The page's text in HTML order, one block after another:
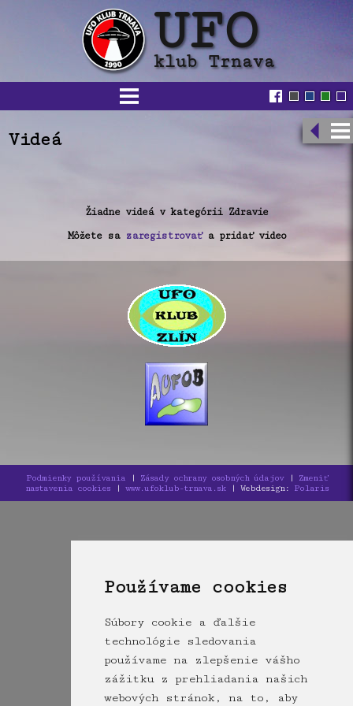
Používame cookies
Súbory cookie a ďalšie
technológie sledovania
používame na zlepšenie vášho
zážitku z prehliadania našich
webových stránok, na to, aby
Videá
Žiadne videá v kategórii Zdravie
Môžete sa zaregistrovaťa pridať video
Podmienky používania| Zásady ochrany osobných údajov|
Zmeniť
nastavenia cookies| www.ufoklub-trnava.sk| Webdesign: Polaris